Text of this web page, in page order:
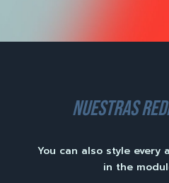
nuestras
You can also style
in the